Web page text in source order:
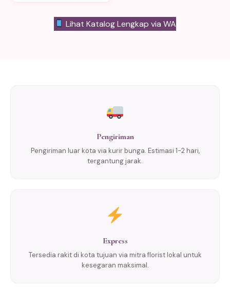
Lihat Katalog Lengkap via WA
Pengiriman
Pengiriman luar kota via kurir bunga. Estimasi 1-2 hari,
tergantung jarak.
Express
Tersedia rakit di kota tujuan via mitra florist lokal untuk
kesegaran maksimal.